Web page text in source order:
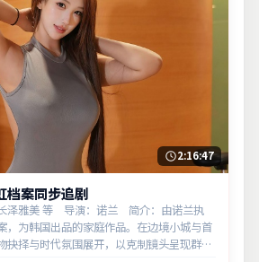
2:16:47
档案同步追剧
泽雅美 等 导演：诺兰 简介：由诺兰执
，为韩国出品的家庭作品。在边境小城与首
抉择与时代氛围展开，以克制镜头呈现群像